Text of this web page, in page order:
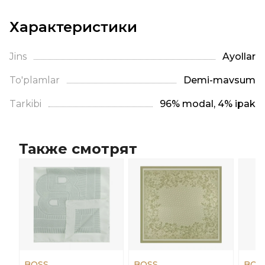
Характеристики
Jins Ayollar
To'plamlar Demi-mavsum
Tarkibi 96% modal, 4% ipak
Также смотрят